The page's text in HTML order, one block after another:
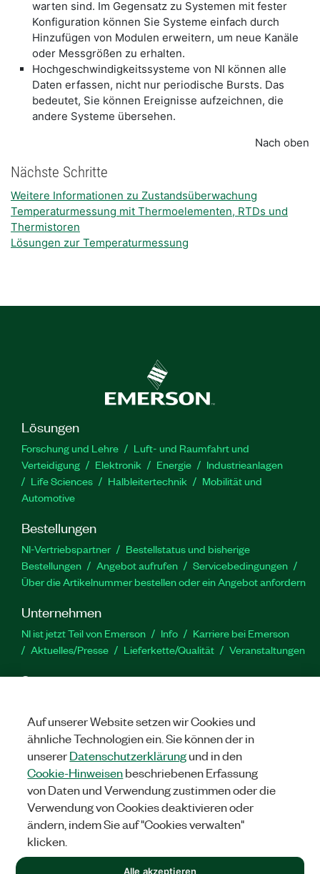
warten sind. Im Gegensatz zu Systemen mit fester
Konfiguration können Sie Systeme einfach durch
Hinzufügen von Modulen erweitern, um neue Kanäle
oder Messgrößen zu erhalten.
Hochgeschwindigkeitssysteme von NI können alle
Daten erfassen, nicht nur periodische Bursts. Das
bedeutet, Sie können Ereignisse aufzeichnen, die
andere Systeme übersehen.
Nach oben
Nächste Schritte
Weitere Informationen zu Zustandsüberwachung
Temperaturmessung mit Thermoelementen, RTDs und
Thermistoren
Lösungen zur Temperaturmessung
Lösungen
Forschung und Lehre
Luft- und Raumfahrt und
Verteidigung
Elektronik Energie
Industrieanlagen
Life Sciences
Halbleitertechnik
Mobilität und
Automotive
Bestellungen
NI-Vertriebspartner
Bestellstatus und bisherige
Bestellungen
Angebot aufrufen
Servicebedingungen
Über die Artikelnummer bestellen oder ein Angebot anfordern
Unternehmen
NI ist jetzt Teil von Emerson Info
Karriere bei Emerson
Aktuelles/Presse
Lieferkette/Qualität Veranstaltungen
Support
Produktaktivierung
Serviceanfrage stellen
Feedback
zur Website
YouTube
Twitter
© 2026
VORBEHALTEN.
Auf unserer Website setzen wir Cookies und
ähnliche Technologien ein. Sie können der in
unsererDatenschutzerklärungund in den
Cookie-Hinweisenbeschriebenen Erfassung
von Daten und Verwendung zustimmen oder die
Verwendung von Cookies deaktivieren oder
ändern, indem Sie auf "Cookies verwalten"
klicken.
Alle akzeptieren